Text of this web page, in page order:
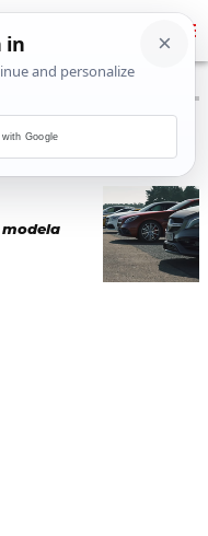
“MERCEDES-AMG SLC
modela
Google